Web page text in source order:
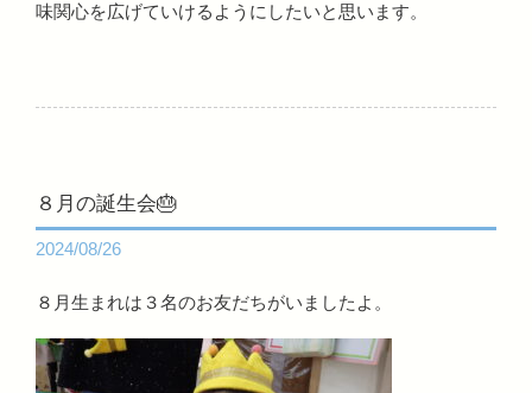
味関心を広げていけるようにしたいと思います。
８月の誕生会🎂
2024/08/26
８月生まれは３名のお友だちがいましたよ。